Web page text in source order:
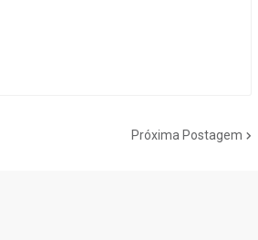
Próxima Postagem